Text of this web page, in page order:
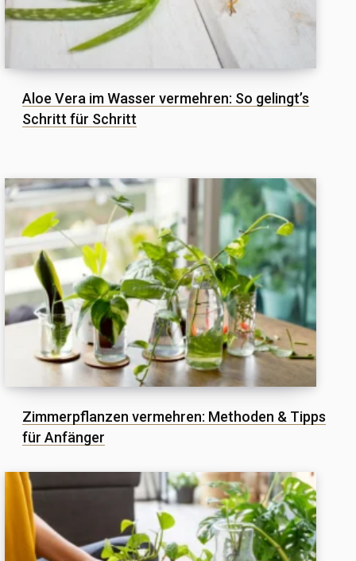
Aloe Vera im Wasser vermehren: So gelingt’s
Schritt für Schritt
Zimmerpflanzen vermehren: Methoden & Tipps
für Anfänger